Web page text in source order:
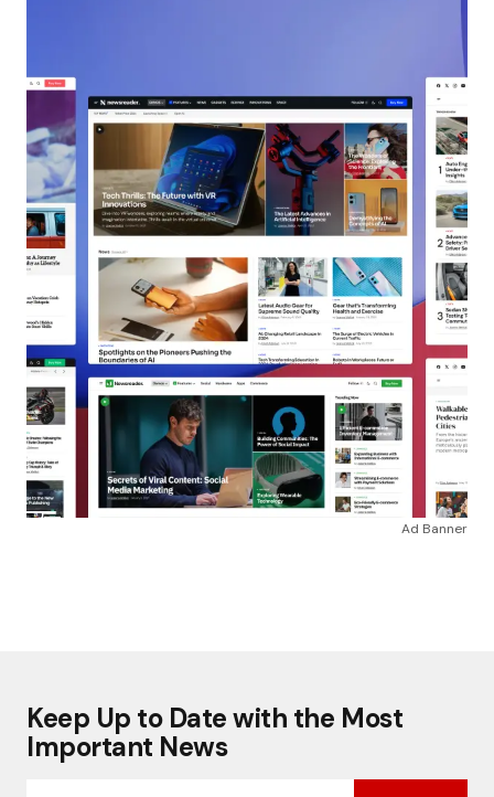
Ad Banner
Keep Up to Date with the Most
Important News